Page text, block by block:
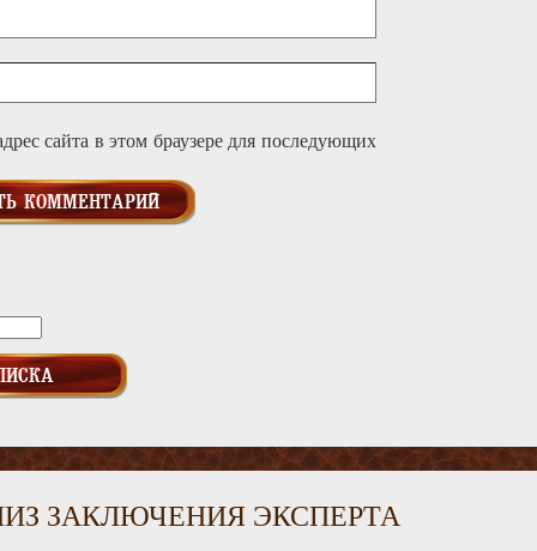
сайта в этом браузере для последующих
ЗАКЛЮЧЕНИЯ ЭКСПЕРТА